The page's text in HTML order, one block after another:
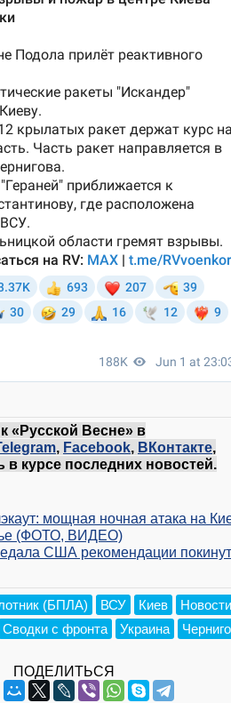
«Русской Весне» в
, Facebook, ВКонтакте,
в курсе последних новостей.
мощная ночная атака на
(ФОТО, ВИДЕО)
США рекомендации
(БПЛА) ВСУ Киев
Новости
Сводки с фронта Украина
ПОДЕЛИТЬСЯ